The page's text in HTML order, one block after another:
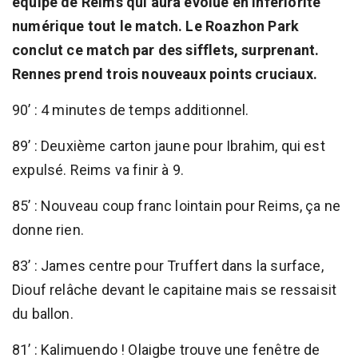
numérique tout le match. Le Roazhon Park
conclut ce match par des sifflets, surprenant.
Rennes prend trois nouveaux points cruciaux.
90’ : 4 minutes de temps additionnel.
89’ : Deuxième carton jaune pour Ibrahim, qui est
expulsé. Reims va finir à 9.
85’ : Nouveau coup franc lointain pour Reims, ça ne
donne rien.
83’ : James centre pour Truffert dans la surface,
Diouf relâche devant le capitaine mais se ressaisit
du ballon.
81’ : Kalimuendo ! Olaigbe trouve une fenêtre de